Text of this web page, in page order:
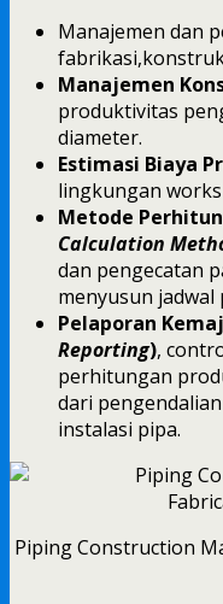
Manajemen dan
Manajemen
produktivitas
diameter.
Estimasi Biaya
lingkungan
Metode
Calculation
dan pengecatan
menyusun jadwal
Pelaporan
Reporting),
perhitungan
dari
instalasi pipa.
Piping Construction